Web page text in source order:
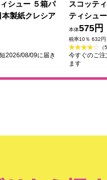
シュー ５箱パ
本製紙クレシア
2026/08/09に届き
スコッテ
ティシュ
レシア
本体575円
税率10％ 632円
（
今すぐのご
ます